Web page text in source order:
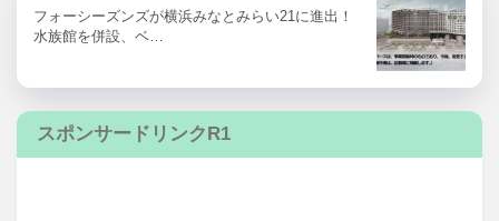
フォーシーズンズが横浜みなとみらい21に進出！
水族館を併設、ベ…
スポンサードリンクR1